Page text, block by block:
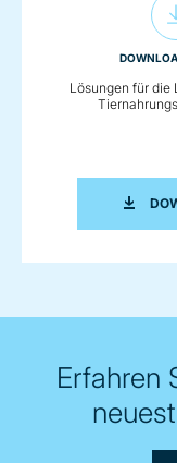
Lösungen für die
Erfahren